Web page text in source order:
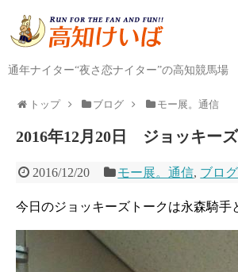
通年ナイター“夜さ恋ナイター”の高知競馬場
トップ ブログ モー展。通信
2016年12月20日 ジョッキー
2016/12/20 モー展。通信, ブログ
今日のジョッキーズトークは永森騎手